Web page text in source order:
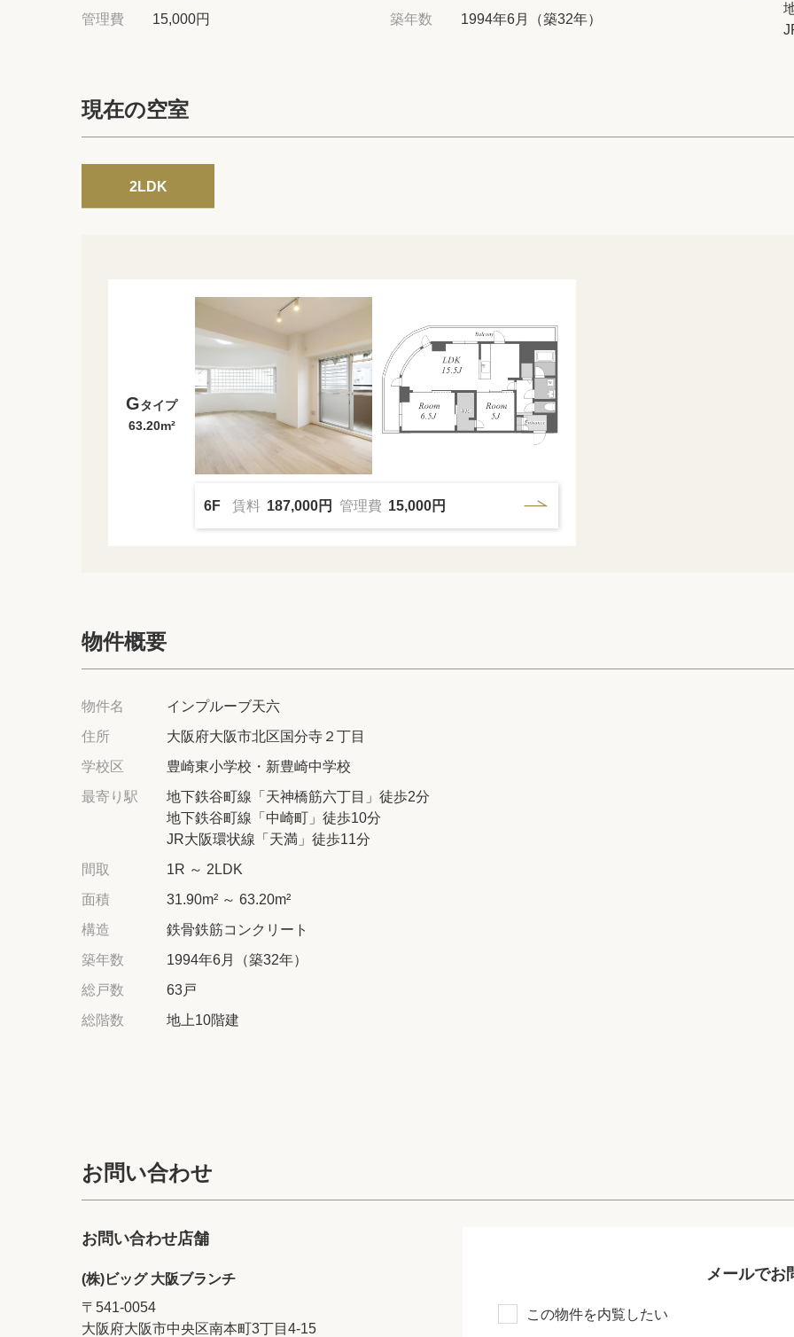
高級賃貸物件コラ
商標について
管理費 15,000円 築年数 1994年6月（築32年）
現在の空室
2LDK
Gタイプ
63.20m²
6F 賃料 187,000円 管理費 15,000円
物件概要
物件名
インプルーブ天六
住所
大阪府大阪市北区国分寺２丁目
学校区
豊崎東小学校・新豊崎中学校
最寄り駅
地下鉄谷町線「天神橋筋六丁目」徒歩2分
地下鉄谷町線「中崎町」徒歩10分
JR大阪環状線「天満」徒歩11分
間取
1R ～ 2LDK
面積
31.90m² ～ 63.20m²
構造
鉄骨鉄筋コンクリート
築年数
1994年6月（築32年）
総戸数
63戸
総階数
地上10階建
お問い合わせ
お問い合わせ店舗
(株)ビッグ 大阪ブランチ
〒541-0054
大阪府大阪市中央区南本町3丁目4-15
メールでお
この物件を内覧したい